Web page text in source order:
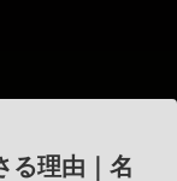
る理由｜名